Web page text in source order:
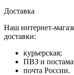
Доставка
Наш интернет-
доставки:
курьерская;
ПВЗ и
почта России.